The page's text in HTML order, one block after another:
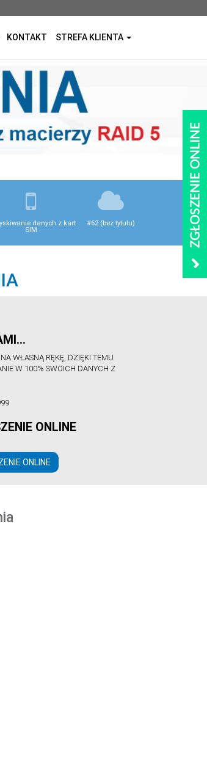
KONTAKT STREFA KLIENTA
danych z kart
SIM
#62 (bez tytułu)
WŁASNĄ RĘKĘ, DZIĘKI TEMU
W 100% SWOICH DANYCH Z
ONLINE
ONLINE